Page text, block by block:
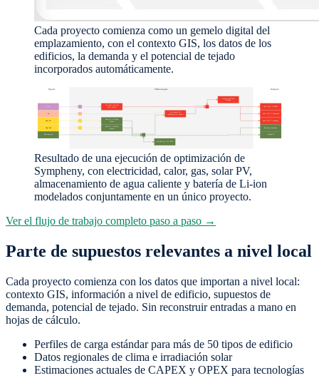
Cada proyecto comienza como un gemelo digital del
emplazamiento, con el contexto GIS, los datos de los
edificios, la demanda y el potencial de tejado
incorporados automáticamente.
Resultado de una ejecución de optimización de
Sympheny, con electricidad, calor, gas, solar PV,
almacenamiento de agua caliente y batería de Li-ion
modelados conjuntamente en un único proyecto.
Ver el flujo de trabajo completo paso a paso →
Parte de supuestos relevantes a nivel local
Cada proyecto comienza con los datos que importan a nivel local:
contexto GIS, información a nivel de edificio, supuestos de
demanda, potencial de tejado. Sin reconstruir entradas a mano en
hojas de cálculo.
Perfiles de carga estándar para más de 50 tipos de edificio
Datos regionales de clima e irradiación solar
Estimaciones actuales de CAPEX y OPEX para tecnologías